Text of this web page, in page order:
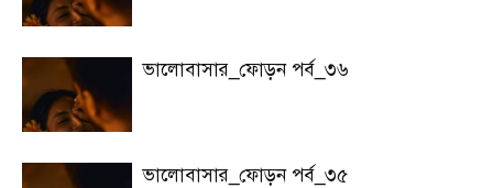
ভালোবাসার_ফোড়ন পর্ব_৩৬
ভালোবাসার_ফোড়ন পর্ব_৩৫